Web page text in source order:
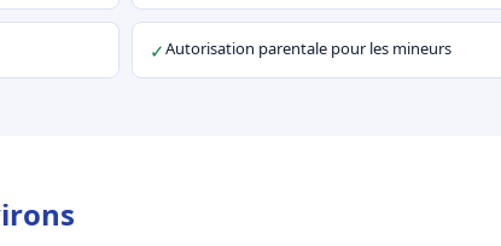
✓Autorisation parentale pour les mineurs